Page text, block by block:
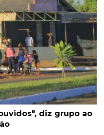
diz grupo ao